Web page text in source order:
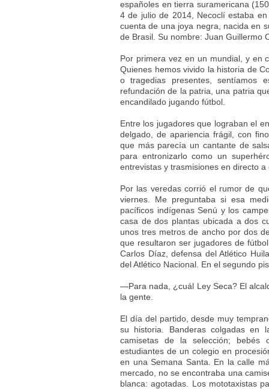
españoles en tierra suramericana
4 de julio de 2014, Necoclí estaba
cuenta de una joya negra, nacida en
de Brasil. Su nombre: Juan Guillermo
Por primera vez en un mundial, y en
Quienes hemos vivido la historia de
o tragedias presentes, sentíamos
refundación de la patria, una patria
encandilado jugando fútbol.
Entre los jugadores que lograban el
delgado, de apariencia frágil, con
que más parecía un cantante de
para entronizarlo como un
entrevistas y trasmisiones en directo
Por las veredas corrió el rumor de
viernes. Me preguntaba si esa
pacíficos indígenas Senú y los
casa de dos plantas ubicada a dos
unos tres metros de ancho por dos
que resultaron ser jugadores de
Carlos Díaz, defensa del Atlético
del Atlético Nacional. En el segundo
—Para nada, ¿cuál Ley Seca? El
la gente.
El día del partido, desde muy
su historia. Banderas colgadas en
camisetas de la selección;
estudiantes de un colegio en
en una Semana Santa. En la calle
mercado, no se encontraba una
blanca: agotadas. Los mototaxistas